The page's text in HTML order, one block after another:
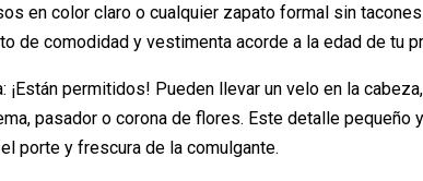
en color claro o cualquier zapato formal sin tacones
de comodidad y vestimenta acorde a la edad de tu
¡Están permitidos! Pueden llevar un velo en la cabeza,
pasador o corona de flores. Este detalle pequeño
porte y frescura de la comulgante.